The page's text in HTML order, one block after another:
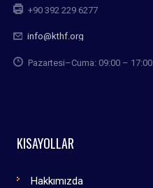
+90 392 229 6277
info@kthf.org
Pazartesi–Cuma: 09:00 – 17:00
KISAYOLLAR
Hakkımızda